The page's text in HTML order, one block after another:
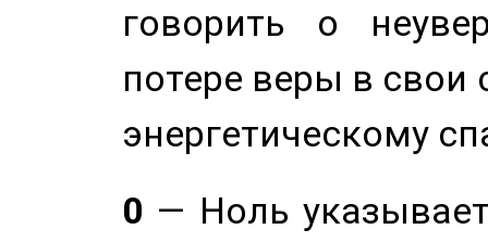
говорить о
потере веры в свои
энергетическому
0 — Ноль